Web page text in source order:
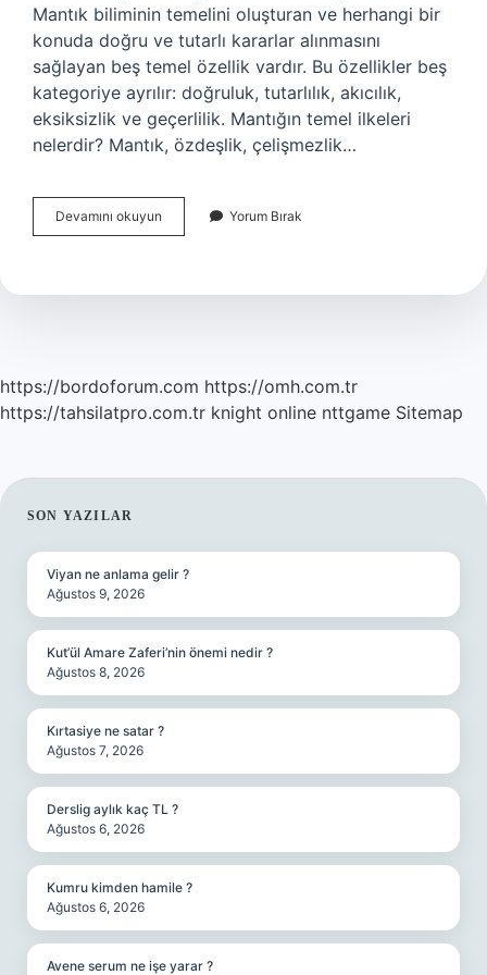
Mantık biliminin temelini oluşturan ve herhangi bir
konuda doğru ve tutarlı kararlar alınmasını
sağlayan beş temel özellik vardır. Bu özellikler beş
kategoriye ayrılır: doğruluk, tutarlılık, akıcılık,
eksiksizlik ve geçerlilik. Mantığın temel ilkeleri
nelerdir? Mantık, özdeşlik, çelişmezlik…
Devamını okuyun Mantığın
Özellikleri
Yorum Bırak
https://bordoforum.com https://omh.com.tr
https://tahsilatpro.com.tr knight online nttgame Sitemap
SIDEBAR
SON YAZILAR
Viyan ne anlama gelir ?
Ağustos 9, 2026
Kut’ül Amare Zaferi’nin önemi nedir ?
Ağustos 8, 2026
Kırtasiye ne satar ?
Ağustos 7, 2026
Derslig aylık kaç TL ?
Ağustos 6, 2026
Kumru kimden hamile ?
Ağustos 6, 2026
Avene serum ne işe yarar ?